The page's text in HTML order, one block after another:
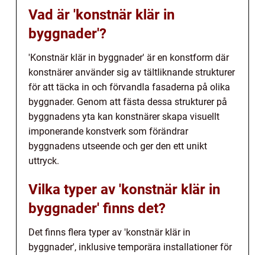
Vad är 'konstnär klär in
byggnader'?
'Konstnär klär in byggnader' är en konstform där
konstnärer använder sig av tältliknande strukturer
för att täcka in och förvandla fasaderna på olika
byggnader. Genom att fästa dessa strukturer på
byggnadens yta kan konstnärer skapa visuellt
imponerande konstverk som förändrar
byggnadens utseende och ger den ett unikt
uttryck.
Vilka typer av 'konstnär klär in
byggnader' finns det?
Det finns flera typer av 'konstnär klär in
byggnader', inklusive temporära installationer för